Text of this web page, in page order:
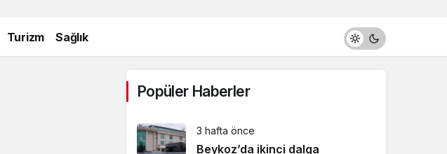
Turizm Sağlık
Popüler Haberler
3 hafta önce
Beykoz’da ikinci dalga